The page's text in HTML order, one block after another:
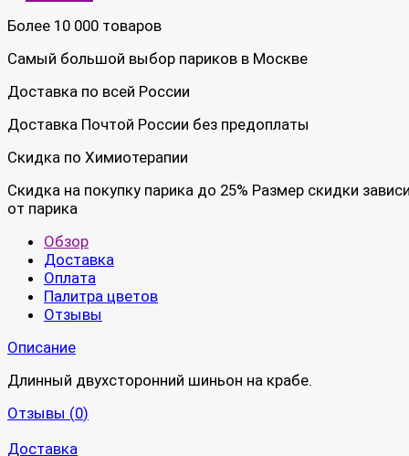
Более 10 000 товаров
Самый большой выбор париков в Москве
Доставка по всей России
Доставка Почтой России без предоплаты
Скидка по Химиотерапии
Скидка на покупку парика до 25% Размер скидки
от парика
Обзор
Доставка
Оплата
Палитра цветов
Отзывы
Описание
Длинный двухсторонний шиньон на крабе.
Отзывы (0)
Доставка